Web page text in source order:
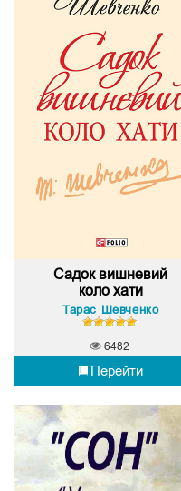
Садок вишневий
коло хати
Тарас Шевченко
Перейти
6482